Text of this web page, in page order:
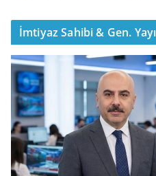
İmtiyaz Sahibi & Gen.